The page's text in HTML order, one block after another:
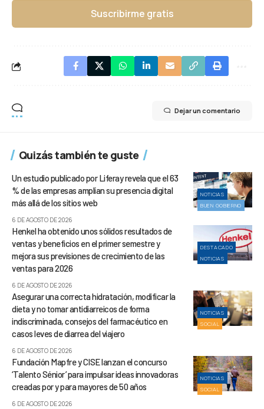
Suscribirme gratis
Dejar un comentario
Quizás también te guste
NOTICIAS
BUEN GOBIERNO
Un estudio publicado por Liferay revela que el 63
% de las empresas amplían su presencia digital
más allá de los sitios web
6 DE AGOSTO DE 2026
DESTACADO
NOTICIAS
Henkel ha obtenido unos sólidos resultados de
ventas y beneficios en el primer semestre y
mejora sus previsiones de crecimiento de las
ventas para 2026
6 DE AGOSTO DE 2026
NOTICIAS
SOCIAL
Asegurar una correcta hidratación, modificar la
dieta y no tomar antidiarreicos de forma
indiscriminada, consejos del farmacéutico en
casos leves de diarrea del viajero
6 DE AGOSTO DE 2026
NOTICIAS
SOCIAL
Fundación Mapfre y CISE lanzan el concurso
‘Talento Sénior’ para impulsar ideas innovadoras
creadas por y para mayores de 50 años
6 DE AGOSTO DE 2026